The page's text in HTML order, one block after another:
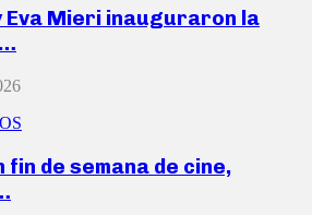
Eva Mieri inauguraron la
fin de semana de cine,